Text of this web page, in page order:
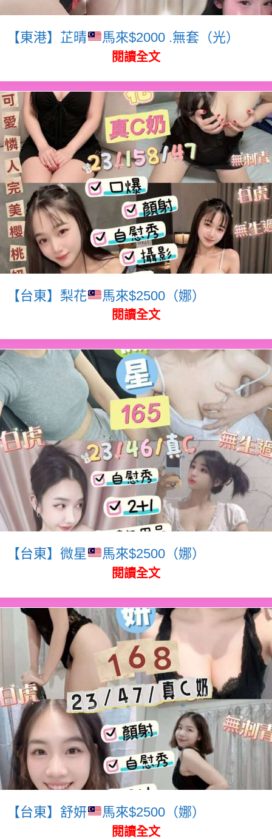
【東港】芷晴 馬來$2000 .無套（光）
閱讀全文
【台東】梨花 馬來$2500（娜）
閱讀全文
【台東】微星 馬來$2500（娜）
閱讀全文
【台東】舒妍 馬來$2500（娜）
閱讀全文